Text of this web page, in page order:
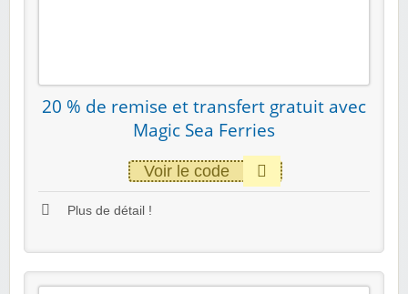
20 % de remise et transfert gratuit avec
Magic Sea Ferries
Voir le code
Plus de détail !